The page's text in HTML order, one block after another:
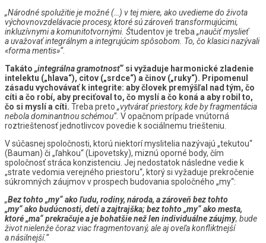
„Národné spolužitie je možné (…) v tej miere, ako uvedieme do života
výchovnovzdelávacie procesy, ktoré sú zároveň transformujúcimi,
inkluzívnymi a komunitotvornými. Študentov je treba „naučiť myslieť
a uvažovať integrálnym a integrujúcim spôsobom. To, čo klasici nazývali
«forma mentis»“.
Takáto „integrálna gramotnosť“ si vyžaduje harmonické zladenie
intelektu („hlava“), citov („srdce“) a činov („ruky“). Pripomenul
zásadu vychovávať k integrite: aby človek premýšľal nad tým, čo
cíti a čo robí, aby preciťoval to, čo myslí a čo koná a aby robil to,
čo si myslí a cíti. Treba preto „vytvárať priestory, kde by fragmentácia
nebola dominantnou schémou“. V opačnom prípade vnútorná
roztrieštenosť jednotlivcov povedie k sociálnemu triešteniu.
V súčasnej spoločnosti, ktorú niektorí myslitelia nazývajú „tekutou“
(Bauman) či „ľahkou“ (Lipovetsky), miznú oporné body, čím
spoločnosť stráca konzistenciu. Jej nedostatok následne vedie k
„strate vedomia verejného priestoru“, ktorý si vyžaduje prekročenie
súkromných záujmov v prospech budovania spoločného „my“:
„Bez tohto „my“ ako ľudu, rodiny, národa, a zároveň bez tohto
„my“ ako budúcnosti, detí a zajtrajška; bez tohto „my“ ako mesta,
ktoré „ma“ prekračuje a je bohatšie než len individuálne záujmy, bude
život nielenže čoraz viac fragmentovaný, ale aj oveľa konfliktnejší
a násilnejší.“